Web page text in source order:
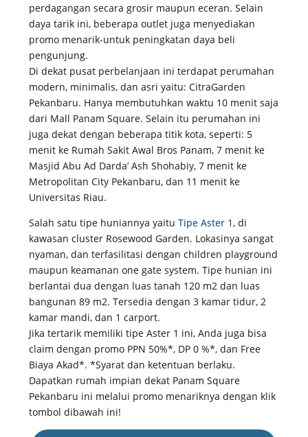
perdagangan secara grosir maupun eceran. Selain
daya tarik ini, beberapa outlet juga menyediakan
promo menarik-untuk peningkatan daya beli
pengunjung.
Di dekat pusat perbelanjaan ini terdapat perumahan
modern, minimalis, dan asri yaitu: CitraGarden
Pekanbaru. Hanya membutuhkan waktu 10 menit saja
dari Mall Panam Square. Selain itu perumahan ini
juga dekat dengan beberapa titik kota, seperti: 5
menit ke Rumah Sakit Awal Bros Panam, 7 menit ke
Masjid Abu Ad Darda’ Ash Shohabiy, 7 menit ke
Metropolitan City Pekanbaru, dan 11 menit ke
Universitas Riau.
Salah satu tipe huniannya yaitu Tipe Aster 1, di
kawasan cluster Rosewood Garden. Lokasinya sangat
nyaman, dan terfasilitasi dengan children playground
maupun keamanan one gate system. Tipe hunian ini
berlantai dua dengan luas tanah 120 m2 dan luas
bangunan 89 m2. Tersedia dengan 3 kamar tidur, 2
kamar mandi, dan 1 carport.
Jika tertarik memiliki tipe Aster 1 ini, Anda juga bisa
claim dengan promo PPN 50%*, DP 0 %*, dan Free
Biaya Akad*. *Syarat dan ketentuan berlaku.
Dapatkan rumah impian dekat Panam Square
Pekanbaru ini melalui promo menariknya dengan klik
tombol dibawah ini!